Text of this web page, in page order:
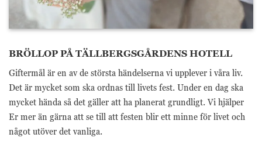
BRÖLLOP PÅ TÄLLBERGSGÅRDENS HOTELL
Giftermål är en av de största händelserna vi upplever i våra liv.
Det är mycket som ska ordnas till livets fest. Under en dag ska
mycket hända så det gäller att ha planerat grundligt. Vi hjälper
Er mer än gärna att se till att festen blir ett minne för livet och
något utöver det vanliga.